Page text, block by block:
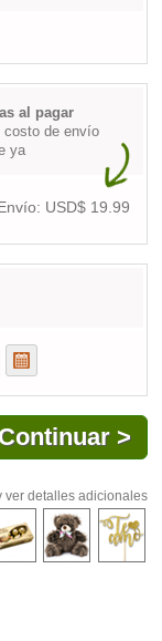
al pagar
costo de envío
ya
USD$ 19.99
ver detalles adicionales